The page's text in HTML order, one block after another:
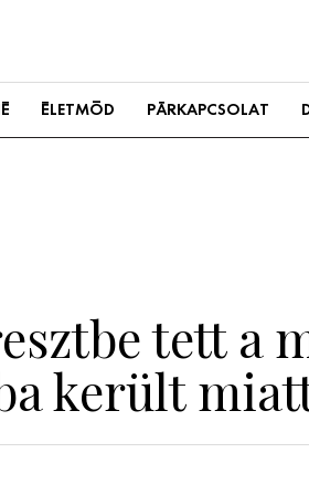
ÉLETMÓD PÁRKAPCSOLAT
tett a
került